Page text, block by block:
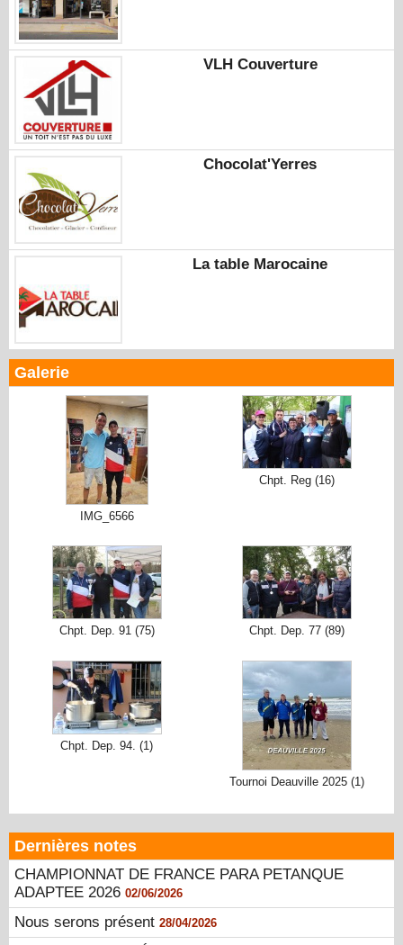
VLH Couverture
Chocolat'Yerres
La table Marocaine
Galerie
IMG_6566
Chpt. Reg (16)
Chpt. Dep. 91 (75) Chpt. Dep. 77 (89)
Chpt. Dep. 94. (1)
Tournoi Deauville 2025 (1)
Dernières notes
CHAMPIONNAT DE FRANCE PARA PETANQUE
ADAPTEE 2026 02/06/2026
Nous serons présent 28/04/2026